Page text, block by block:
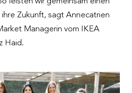
Zukunft, sagt Annecatrien
Managerin vom IKEA
Haid.